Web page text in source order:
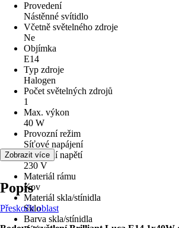
Provedení
Nástěnné svítidlo
Včetně světelného zdroje
Ne
Objímka
E14
Typ zdroje
Halogen
Počet světelných zdrojů
1
Max. výkon
40 W
Provozní režim
Síťové napájení
Provozní napětí
230 V
Materiál rámu
Kov
Materiál skla/stínidla
Sklo
Barva skla/stínidla
Zobrazit více
Popis
Přeskočit oblast